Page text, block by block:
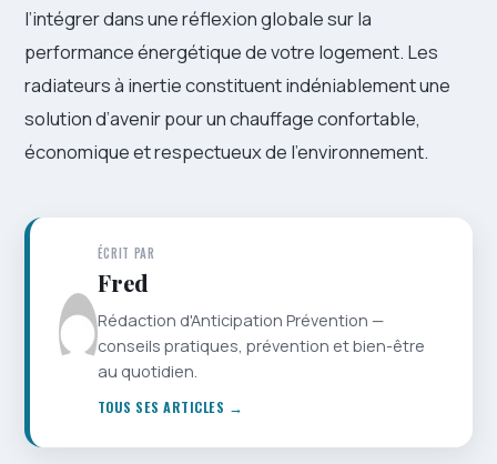
l’intégrer dans une réflexion globale sur la
performance énergétique de votre logement. Les
radiateurs à inertie constituent indéniablement une
solution d’avenir pour un chauffage confortable,
économique et respectueux de l’environnement.
ÉCRIT PAR
Fred
Rédaction d'Anticipation Prévention —
conseils pratiques, prévention et bien-être
au quotidien.
TOUS SES ARTICLES →